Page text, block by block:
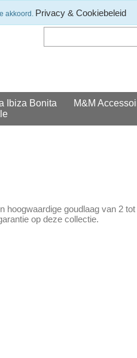
Klantenservice
Ibiza Bonita M&M
goudlaag van 2
op deze collectie.
akkoord. Privacy & Cookiebeleid